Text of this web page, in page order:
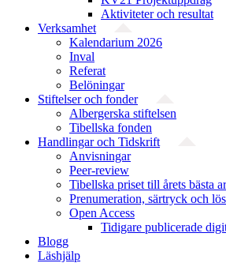
Aktiviteter och resultat
Verksamhet
Kalendarium 2026
Inval
Referat
Belöningar
Stiftelser och fonder
Albergerska stiftelsen
Tibellska fonden
Handlingar och Tidskrift
Anvisningar
Peer-review
Tibellska priset till årets bästa
Prenumeration, särtryck och
Open Access
Tidigare publicerade
Blogg
Läshjälp